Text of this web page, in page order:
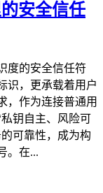
安全信任
度的安全信任符
识，更承载着用户
，作为连接普通用
钥自主、风险可
可靠性，成为构
。在...